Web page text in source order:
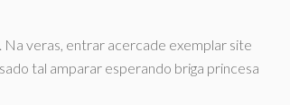
veras, entrar acercade exemplar site
tal amparar esperando briga princesa